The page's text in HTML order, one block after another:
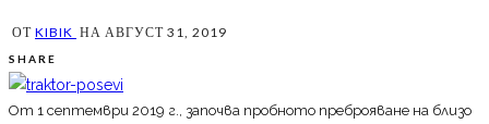
ОТ KIBIK НА АВГУСТ 31, 2019
SHARE
От 1 септември 2019 г., започва пробното преброяване на близо